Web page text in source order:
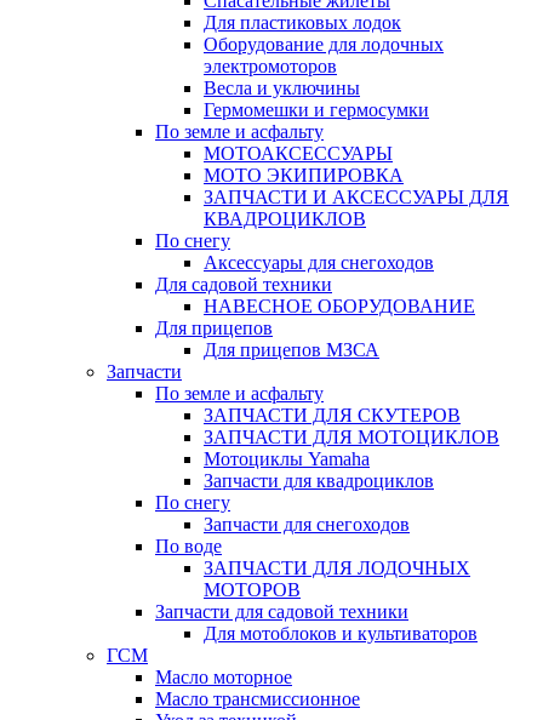
Для пластиковых лодок
Оборудование для лодочных
электромоторов
Весла и уключины
Гермомешки и гермосумки
По земле и асфальту
МОТОАКСЕССУАРЫ
МОТО ЭКИПИРОВКА
ЗАПЧАСТИ И АКСЕССУАРЫ ДЛЯ
КВАДРОЦИКЛОВ
По снегу
Аксессуары для снегоходов
Для садовой техники
НАВЕСНОЕ ОБОРУДОВАНИЕ
Для прицепов
Для прицепов МЗСА
Запчасти
По земле и асфальту
ЗАПЧАСТИ ДЛЯ СКУТЕРОВ
ЗАПЧАСТИ ДЛЯ МОТОЦИКЛОВ
Мотоциклы Yamaha
Запчасти для квадроциклов
По снегу
Запчасти для снегоходов
По воде
ЗАПЧАСТИ ДЛЯ ЛОДОЧНЫХ
МОТОРОВ
Запчасти для садовой техники
Для мотоблоков и культиваторов
ГСМ
Масло моторное
Масло трансмиссионное